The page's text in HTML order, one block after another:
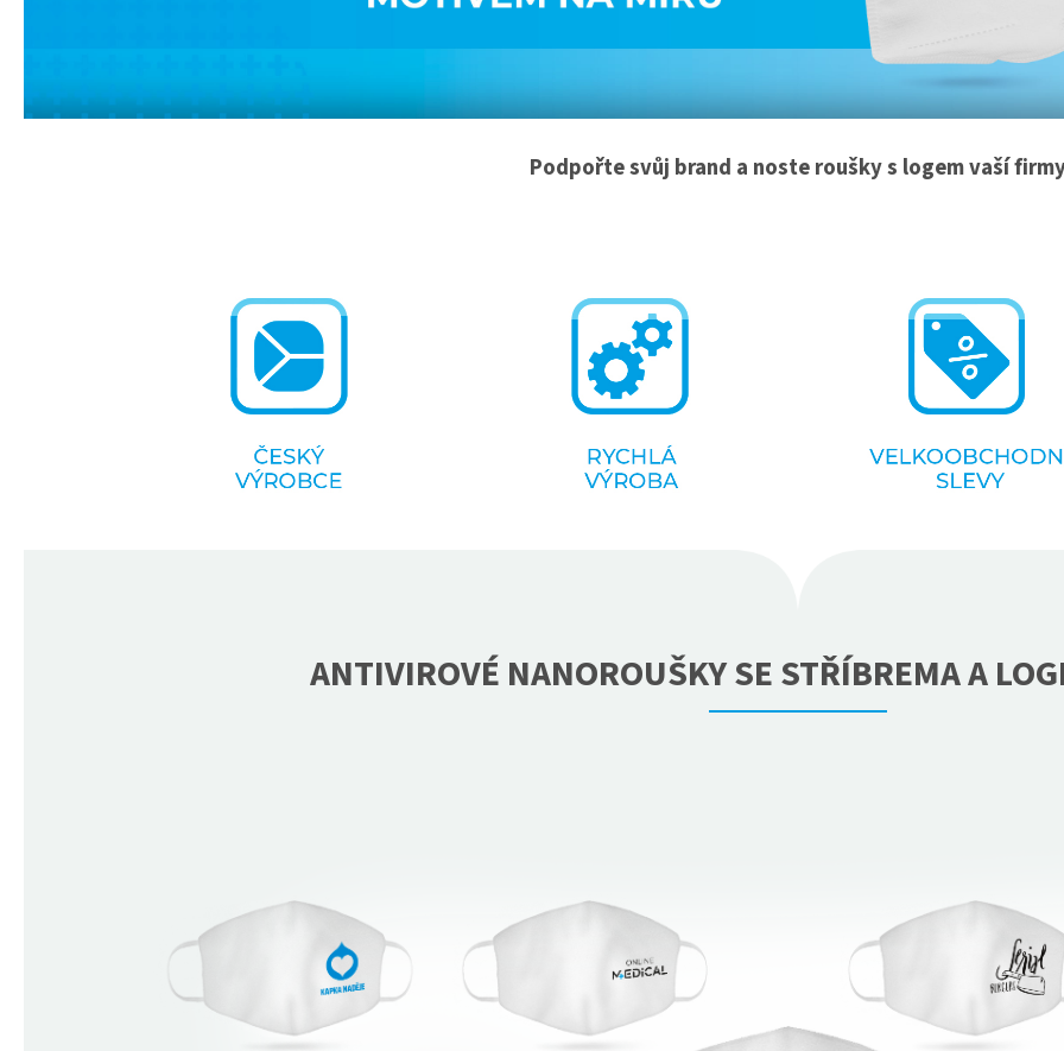
Podpořte svůj brand a noste roušky s logem vaší
ANTIVIROVÉ NANOROUŠKY SE STŘÍBREMA A